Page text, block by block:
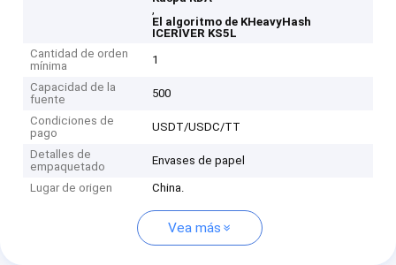
,
El algoritmo de KHeavyHash
ICERIVER KS5L
Cantidad de orden
mínima
1
Capacidad de la
fuente
500
Condiciones de
pago
USDT/USDC/TT
Detalles de
empaquetado
Envases de papel
Lugar de origen China.
Vea más